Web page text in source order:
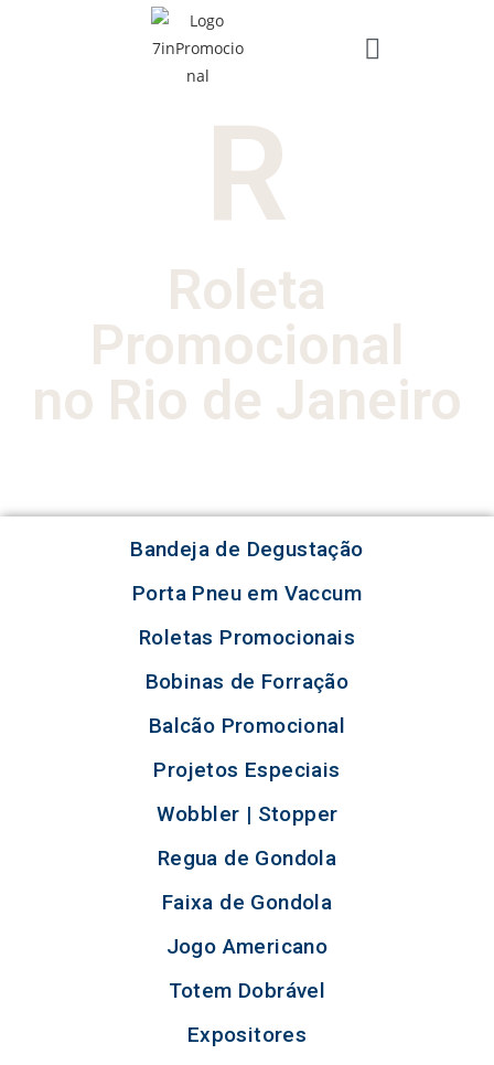
R
Roleta
Promocional
no Rio de Janeiro
Bandeja de Degustação
Porta Pneu em Vaccum
Roletas Promocionais
Bobinas de Forração
Balcão Promocional
Projetos Especiais
Wobbler | Stopper
Regua de Gondola
Faixa de Gondola
Jogo Americano
Totem Dobrável
Expositores